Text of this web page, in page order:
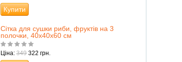
Купити
Сітка для сушки риби, фруктів на 3
полочки, 40х40х60 см
Ціна: 349 322 грн.